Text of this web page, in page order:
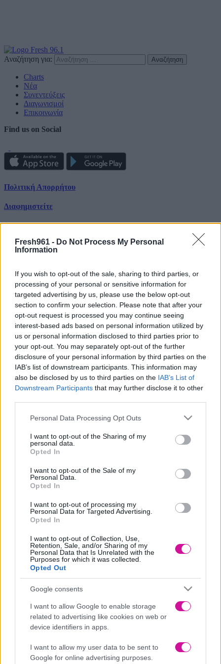
Fresh961 - Do Not Process My Personal
Information
If you wish to opt-out of the sale, sharing to third parties, or
processing of your personal or sensitive information for
targeted advertising by us, please use the below opt-out
section to confirm your selection. Please note that after your
opt-out request is processed you may continue seeing
interest-based ads based on personal information utilized by
us or personal information disclosed to third parties prior to
your opt-out. You may separately opt-out of the further
disclosure of your personal information by third parties on the
IAB’s list of downstream participants. This information may
also be disclosed by us to third parties on the IAB’s List of
Downstream Participants that may further disclose it to other
Please note that this website/app uses one or more Google
not limited to your visit or usage behaviour. You may click to
grant or deny consent to Google and its third-party tags to
use your data for below specified purposes in below Google
consent section.
Personal Data Processing Opt Outs
I want to opt-out of the Sharing of my
personal data.
Opted In
I want to opt-out of the Sale of my
Personal Data.
Opted In
I want to opt-out of processing my
Personal Data for Targeted Advertising.
Opted In
I want to opt-out of Collection, Use,
Retention, Sale, and/or Sharing of my
Personal Data that Is Unrelated with the
Purposes for which it was collected.
Opted Out
Google consents
I want to allow Google to enable storage
related to advertising like cookies on web or
device identifiers in apps.
I want to allow my user data to be sent to
Google for online advertising purposes.
Αναζήτηση για:
Charts
Νέα
Συνεντεύξεις
Διαγωνισμοί
Επικοινωνία
Find us on Social
Πολιτική Απορρήτου
Διαφημιστείτε
Μυρμηγκάτα Μπισκότα
28/09/2021
Μυρμηγκάτα μπισκότα, αφράτα και νόστιμα που λιώνουν στο
στόμα!! Θα τα λατρέψουν σίγουρα μικροί και μεγάλοι!!
Τα Υλικά που θα χρειαστείτε :
Για την ζύμη
350 γρ αλεύρι Γ.Ο.Χ
50 γρ ηλιέλαιο
1 μέτριο αυγό
Ξύσμα από 1 λεμόνι
Λίγο αλάτι
40 γρ τρούφα σοκολάτας
2 βανιλίνες
150 γρ λιωμένη κουβερτούρα
Ινδοκάρυδο
Εκτέλεση
Σε ένα γυάλινο μπολ ρίχνουμε το βούτυρο σε θερμοκρασία
δωματίου, την ζάχαρη, το αυγό, το μπέικεν, το κορν φλάουρ, το
ελαφρώς με μια μαρίζ.
Ρίχνουμε και το υπόλοιπο αλεύρι μαζί με την τρούφα σοκολάτας
και ζυμώνουμε με τα χέρια μας μέχρι να έχουμε μια εύπλαστη
μαλακή ζύμη. Καλύπτουμε το μπολ με μια μεμβράνη και το
βάζουμε στο ψυγείο για 10 λεπτά.